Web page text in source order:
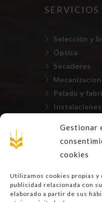
Gestionar
cookies
Utilizamos cookies propias
publicidad relacionada con
elaborado a partir de sus
SERVICIOS
Selección y
Óptica
Secaderos
Pelado y
Aviso Legal